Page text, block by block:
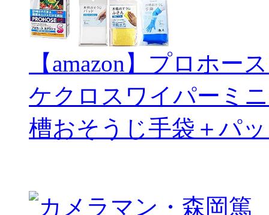
【amazon】プロホー
ケクロスワイパーミ
槽おそうじ手袋＋パ